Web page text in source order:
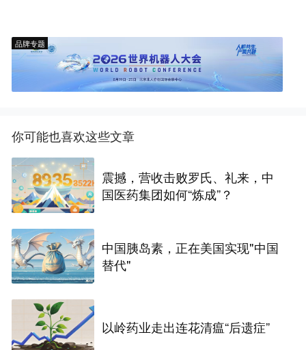
品牌专题
你可能也喜欢这些文章
震撼，营收击败罗氏、礼来，中
国医药集团如何“炼成”？
中国胰岛素，正在美国实现"中国
替代"
以岭药业走出连花清瘟“后遗症”